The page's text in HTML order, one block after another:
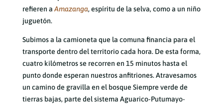
refieren a Amazanga, espíritu de la selva, como a un niño
juguetón.
Subimos a la camioneta que la comuna financia para el
transporte dentro del territorio cada hora. De esta forma,
cuatro kilómetros se recorren en 15 minutos hasta el
punto donde esperan nuestros anfitriones. Atravesamos
un camino de gravilla en el bosque Siempre verde de
tierras bajas, parte del sistema Aguarico-Putumayo-